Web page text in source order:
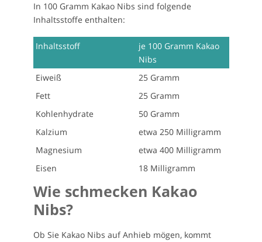
In 100 Gramm Kakao Nibs sind folgende
Inhaltsstoffe enthalten:
Inhaltsstoff
je 100 Gramm Kakao
Nibs
Eiweiß
25 Gramm
Fett
25 Gramm
Kohlenhydrate
50 Gramm
Kalzium
etwa 250 Milligramm
Magnesium
etwa 400 Milligramm
Eisen
18 Milligramm
Wie schmecken Kakao
Nibs?
Ob Sie Kakao Nibs auf Anhieb mögen, kommt